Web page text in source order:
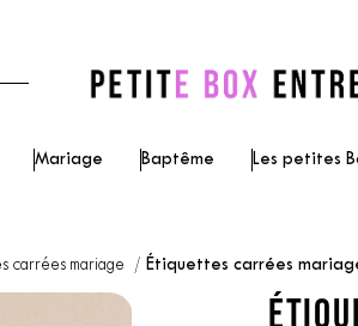
Mariage Baptême Les petites
carrées mariage Étiquettes carrées